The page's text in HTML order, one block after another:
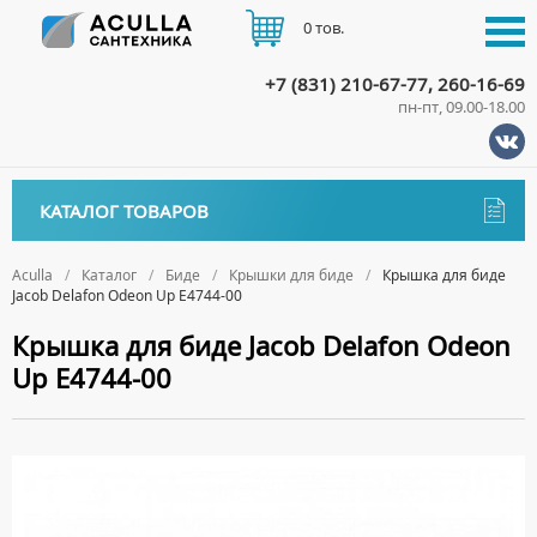
Aculla Каталог Биде Крышки для биде
Крышка для биде
Jacob Delafon Odeon Up E4744-00
Крышка для биде Jacob Delafon Odeon
Up E4744-00
КАТАЛОГ ТОВАРОВ
ДЕРЖАТЕЛИ
ДИСПЕНСЕРЫ
ДОЗАТОРЫ ДЛЯ МЫЛА
Биде
НАПОЛЬНЫЕ БИДЕ
ПОДВЕСНЫЕ БИДЕ
+7 (831) 210-67-77, 260-16-69
пн-пт, 09.00-18.00
0 тов.
ДОСТАВКА
ОПЛАТА